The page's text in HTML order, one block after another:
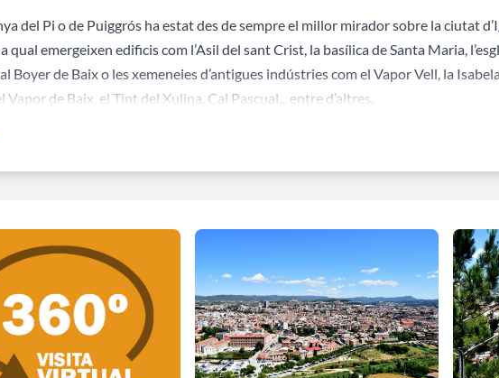
del Pi o de Puiggrós ha estat des de sempre el millor mirador sobre la ciutat
qual emergeixen edificis com l’Asil del sant Crist, la basílica de Santa Maria,
Boyer de Baix o les xemeneies d’antigues indústries com el Vapor Vell, la
Vapor de Baix, el Tint del Xulina, Cal Pascual... entre d’altres.
artilleria durant la tercera guerra carlina, quan va ser incendiat l’Ateneu